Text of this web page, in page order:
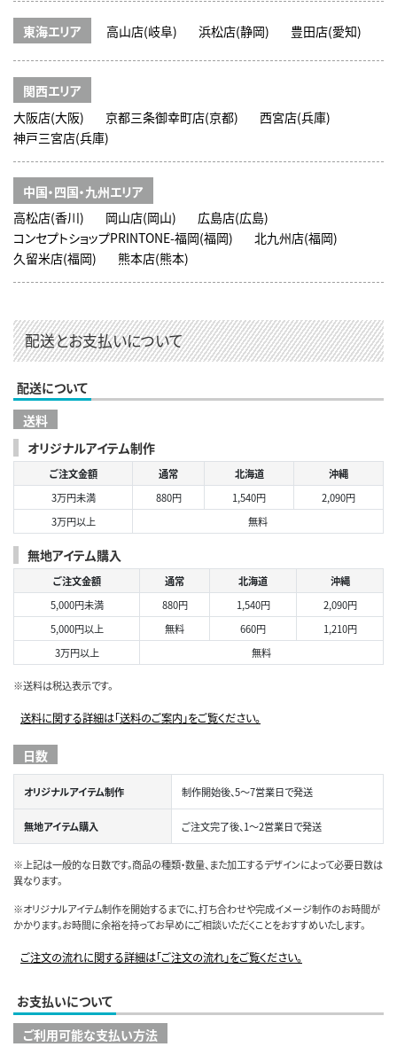
東海エリア 高山店(岐阜) 浜松店(静岡) 豊田店(愛知)
関西エリア
大阪店(大阪)
京都三条御幸町店(京都)
西宮店(兵庫)
神戸三宮店(兵庫)
中国・四国・九州エリア
高松店(香川)
岡山店(岡山)
広島店(広島)
コンセプトショップPRINTONE-福岡(福岡)
北九州店(福岡)
久留米店(福岡)
熊本店(熊本)
配送とお支払いについて
配送について
送料
オリジナルアイテム制作
ご注文金額 通常 北海道
沖縄
3万円未満
880円 1,540円
2,090円
3万円以上
無料
無地アイテム購入
ご注文金額 通常 北海道
沖縄
5,000円未満
880円 1,540円
2,090円
5,000円以上
無料 660円
1,210円
3万円以上
無料
※送料は税込表示です。
送料に関する詳細は「送料のご案内」をご覧ください。
日数
オリジナルアイテム制作 制作開始後、5～7営業日で発送
無地アイテム購入 ご注文完了後、1～2営業日で発送
※上記は一般的な日数です。商品の種類・数量、また加工するデザインによって必要日数は
異なります。
※オリジナルアイテム制作を開始するまでに、打ち合わせや完成イメージ制作のお時間が
かかります。お時間に余裕を持ってお早めにご相談いただくことをおすすめいたします。
ご注文の流れに関する詳細は「ご注文の流れ」をご覧ください。
お支払いについて
ご利用可能な支払い方法